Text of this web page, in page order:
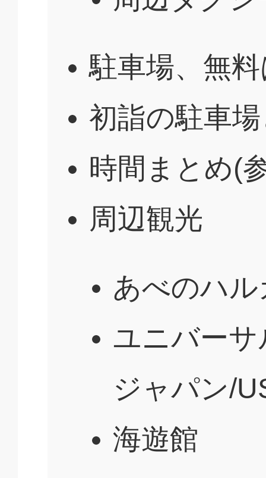
駐車場、無
初詣の駐車
時間まとめ(
周辺観光
あべのハル
ユニバー
ジャパン/
海遊館